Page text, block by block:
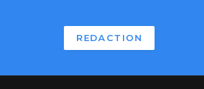
REDACTION